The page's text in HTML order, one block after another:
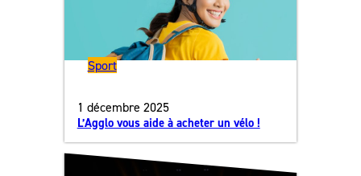
Sport
1 décembre 2025
L’Agglo vous aide à acheter un vélo !